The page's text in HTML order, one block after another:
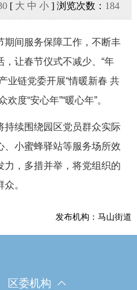
[ 大 中 小] 浏览次数： 184
期间服务保障工作，不断丰
让春节仪式不减少、“年
业链党委开展“情暖新春 共
度“安心年”“暖心年”。
持续围绕园区党员群众实际
、小蜜蜂驿站等服务场所效
力，多措并举，将党组织的
。
发布机构：马山街道
区委机构